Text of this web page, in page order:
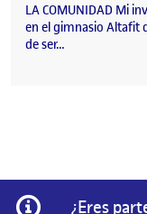
LA COMUNIDAD Mi
en el gimnasio Altafit
de ser…
Información
¿Eres